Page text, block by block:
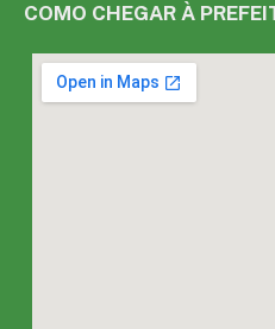
COMO CHEGAR À